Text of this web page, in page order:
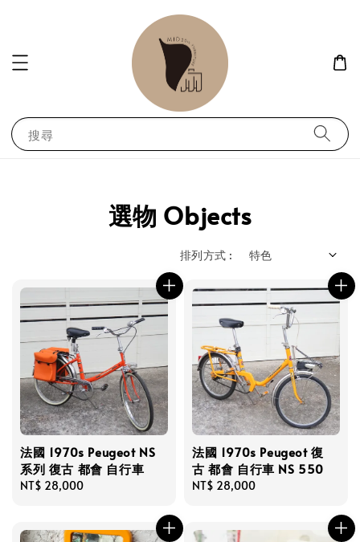
搜尋
選物 Objects
排列方式 :
法國 1970s Peugeot NS
系列 復古 都會 自行車
Regular
NT$ 28,000
法國 1970s Peugeot 復
古 都會 自行車 NS 550
Regular
NT$ 28,000